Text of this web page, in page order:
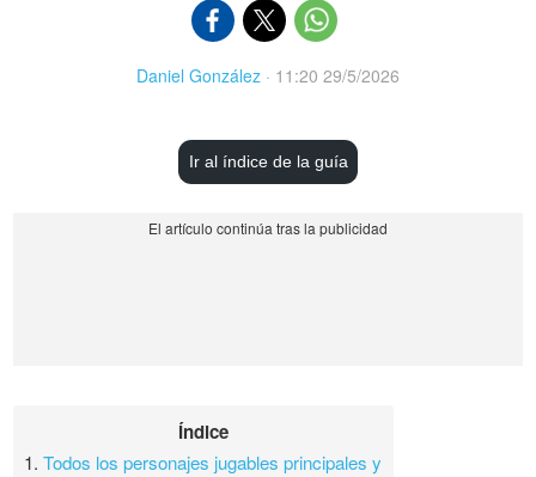
Daniel González · 11:20 29/5/2026
Ir al índice de la guía
Índice
1.Todos los personajes jugables principales y